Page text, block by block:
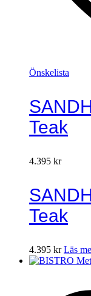
Önskelista
Teak
4.395 kr
Teak
4.395 kr Läs